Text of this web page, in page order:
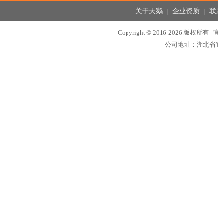
关于天鹅| 企业资质| 联
Copyright © 2016-2026 版权所有
公司地址：湖北省